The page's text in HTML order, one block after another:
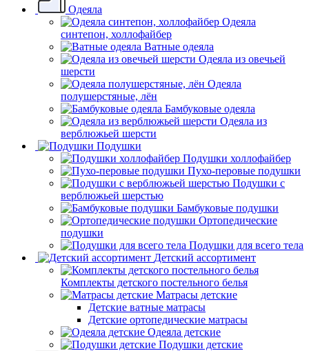
Одеяла
Одеяла
синтепон, холлофайбер
Ватные одеяла
Одеяла из овечьей
шерсти
Одеяла
полушерстяные, лён
Бамбуковые одеяла
Одеяла из
верблюжьей шерсти
Подушки
Подушки холлофайбер
Пухо-перовые подушки
Подушки с
верблюжьей шерстью
Бамбуковые подушки
Ортопедические
подушки
Подушки для всего тела
Детский ассортимент
Комплекты детского постельного белья
Матрасы детские
Детские ватные матрасы
Детские ортопедические матрасы
Одеяла детские
Подушки детские